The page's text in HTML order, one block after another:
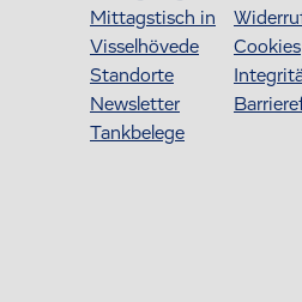
Mittagstisch in
Visselhövede
Standorte
Newsletter
Tankbelege
Cookies